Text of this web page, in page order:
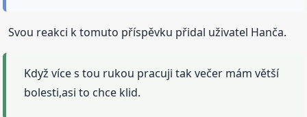
Svou reakci k tomuto příspěvku přidal uživatel Hanča.
Když více s tou rukou pracuji tak večer mám větší
bolesti,asi to chce klid.